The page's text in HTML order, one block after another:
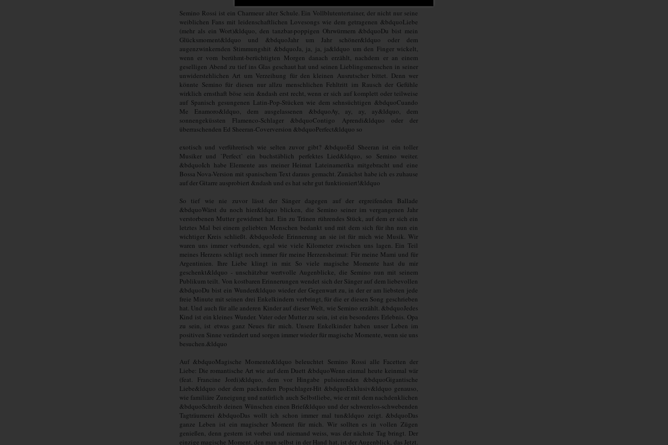
Semino Rossi ist ein Charmeur alter Schule. Ein Vollblutentertainer, der nicht nur seine
weiblichen Fans mit leidenschaftlichen Lovesongs wie dem getragenen &bdquoLiebe
(mehr als ein Wort)&ldquo, den tanzbar-poppigen Ohrwürmern &bdquoDu bist mein
Glücksmoment&ldquo und &bdquoJahr um Jahr schöner&ldquo oder dem
augenzwinkernden Stimmungshit &bdquoJa, ja, ja, ja&ldquo um den Finger wickelt,
wenn er vom berühmt-berüchtigten Morgen danach erzählt, nachdem er an einem
geselligen Abend zu tief ins Glas geschaut hat und seinen Lieblingsmenschen in seiner
unwiderstehlichen Art um Verzeihung für den kleinen Ausrutscher bittet. Denn wer
könnte Semino für diesen nur allzu menschlichen Fehltritt im Rausch der Gefühle
wirklich ernsthaft böse sein &ndash erst recht, wenn er sich auf komplett oder teilweise
auf Spanisch gesungenen Latin-Pop-Stücken wie dem sehnsüchtigen &bdquoCuando
Me Enamoro&ldquo, dem ausgelassenen &bdquoAy, ay, ay, ay&ldquo, dem
sonnengeküssten Flamenco-Schlager &bdquoContigo Aprendi&ldquo oder der
überraschenden Ed Sheeran-Coverversion &bdquoPerfect&ldquo so
exotisch und verführerisch wie selten zuvor gibt? &bdquoEd Sheeran ist ein toller
Musiker und `Perfect` ein buchstäblich perfektes Lied&ldquo, so Semino weiter.
&bdquoIch habe Elemente aus meiner Heimat Lateinamerika mitgebracht und eine
Bossa Nova-Version mit spanischem Text daraus gemacht. Zunächst habe ich es zuhause
auf der Gitarre ausprobiert &ndash und es hat sehr gut funktioniert!&ldquo
So tief wie nie zuvor lässt der Sänger dagegen auf der ergreifenden Ballade
&bdquoWärst du noch hier&ldquo blicken, die Semino seiner im vergangenen Jahr
verstorbenen Mutter gewidmet hat. Ein zu Tränen rührendes Stück, auf dem er sich ein
letztes Mal bei einem geliebten Menschen bedankt und mit dem sich für ihn nun ein
wichtiger Kreis schließt. &bdquoJede Erinnerung an sie ist für mich wie Musik. Wir
waren uns immer verbunden, egal wie viele Kilometer zwischen uns lagen. Ein Teil
meines Herzens schlägt noch immer für meine Herzensheimat: Für meine Mami und für
Argentinien. Ihre Liebe klingt in mir. So viele magische Momente hast du mir
geschenkt&ldquo - unschätzbar wertvolle Augenblicke, die Semino nun mit seinem
Publikum teilt. Von kostbaren Erinnerungen wendet sich der Sänger auf dem liebevollen
&bdquoDu bist ein Wunder&ldquo wieder der Gegenwart zu, in der er am liebsten jede
freie Minute mit seinen drei Enkelkindern verbringt, für die er diesen Song geschrieben
hat. Und auch für alle anderen Kinder auf dieser Welt, wie Semino erzählt. &bdquoJedes
Kind ist ein kleines Wunder. Vater oder Mutter zu sein, ist ein besonderes Erlebnis. Opa
zu sein, ist etwas ganz Neues für mich. Unsere Enkelkinder haben unser Leben im
positiven Sinne verändert und sorgen immer wieder für magische Momente, wenn sie uns
besuchen.&ldquo
Auf &bdquoMagische Momente&ldquo beleuchtet Semino Rossi alle Facetten der
Liebe: Die romantische Art wie auf dem Duett &bdquoWenn einmal heute keinmal wär
(feat. Francine Jordi)&ldquo, dem vor Hingabe pulsierenden &bdquoGigantische
Liebe&ldquo oder dem packenden Popschlager-Hit &bdquoExklusiv&ldquo genauso,
wie familiäre Zuneigung und natürlich auch Selbstliebe, wie er mit dem nachdenklichen
&bdquoSchreib deinen Wünschen einen Brief&ldquo und der schwerelos-schwebenden
Tagträumerei &bdquoDas wollt ich schon immer mal tun&ldquo zeigt. &bdquoDas
ganze Leben ist ein magischer Moment für mich. Wir sollten es in vollen Zügen
genießen, denn gestern ist vorbei und niemand weiss, was der nächste Tag bringt. Der
einzige magische Moment, den man selbst in der Hand hat, ist der Augenblick, das Jetzt.